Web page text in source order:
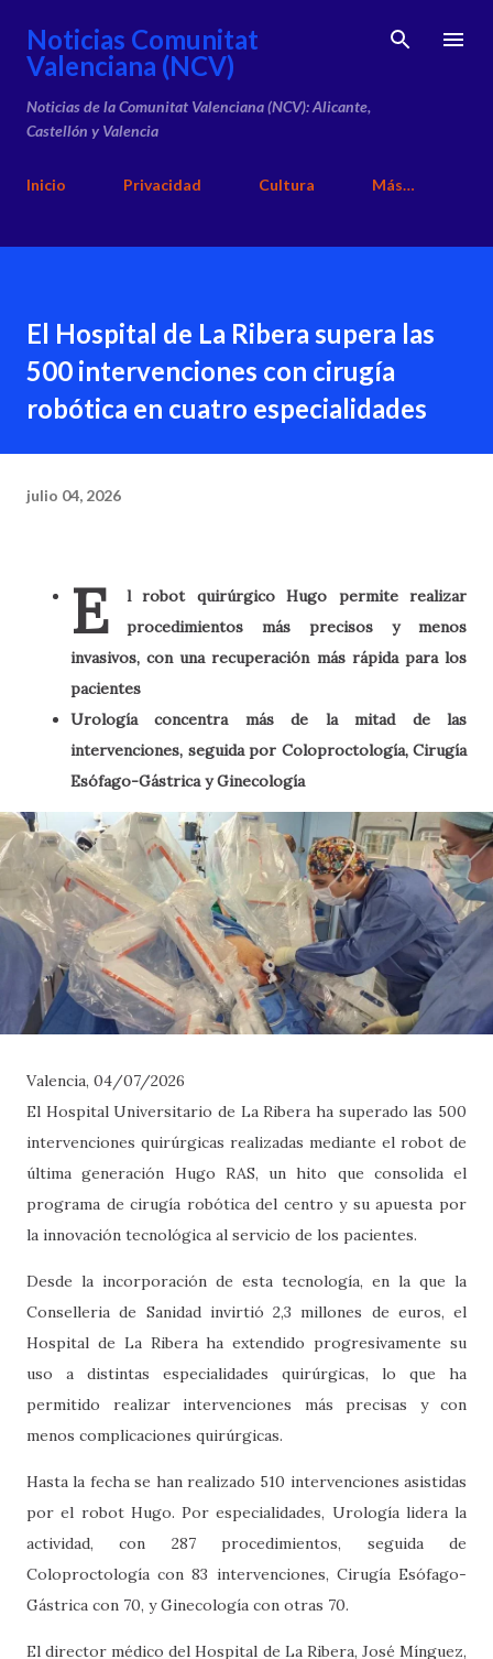
Ir al contenido principal
Noticias Comunitat
Valenciana (NCV)
Noticias de la Comunitat Valenciana (NCV): Alicante,
Castellón y Valencia
Inicio Privacidad Cultura Más…
El Hospital de La Ribera supera las
500 intervenciones con cirugía
robótica en cuatro especialidades
julio 04, 2026
E
l robot quirúrgico Hugo permite realizar
procedimientos más precisos y menos
invasivos, con una recuperación más rápida para los
pacientes
Urología concentra más de la mitad de las
intervenciones, seguida por Coloproctología, Cirugía
Esófago-Gástrica y Ginecología
Valencia, 04/07/2026
El Hospital Universitario de La Ribera ha superado las 500
intervenciones quirúrgicas realizadas mediante el robot de
última generación Hugo RAS, un hito que consolida el
programa de cirugía robótica del centro y su apuesta por
la innovación tecnológica al servicio de los pacientes.
Desde la incorporación de esta tecnología, en la que la
Conselleria de Sanidad invirtió 2,3 millones de euros, el
Hospital de La Ribera ha extendido progresivamente su
uso a distintas especialidades quirúrgicas, lo que ha
permitido realizar intervenciones más precisas y con
menos complicaciones quirúrgicas.
Hasta la fecha se han realizado 510 intervenciones asistidas
por el robot Hugo. Por especialidades, Urología lidera la
actividad, con 287 procedimientos, seguida de
Coloproctología con 83 intervenciones, Cirugía Esófago-
Gástrica con 70, y Ginecología con otras 70.
El director médico del Hospital de La Ribera, José Mínguez,